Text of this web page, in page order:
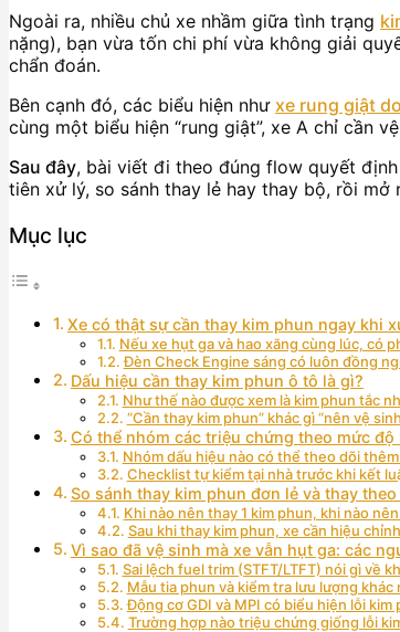
Ngoài ra, nhiều chủ xe nhầm giữa tình trạng
nặng), bạn vừa tốn chi phí vừa không giải
chẩn đoán.
Bên cạnh đó, các biểu hiện như xe rung giật
cùng một biểu hiện “rung giật”, xe A chỉ cần
Sau đây, bài viết đi theo đúng flow quyết
tiên xử lý, so sánh thay lẻ hay thay bộ, rồi mở
Mục lục
Xe có thật sự cần thay kim phun ngay khi
Nếu xe hụt ga và hao xăng cùng lúc, có
Đèn Check Engine sáng có luôn đồng
Dấu hiệu cần thay kim phun ô tô là gì?
Như thế nào được xem là kim phun tắc
“Cần thay kim phun” khác gì “nên vệ
Có thể nhóm các triệu chứng theo mức
Nhóm dấu hiệu nào có thể theo dõi
Checklist tự kiểm tại nhà trước khi kết
So sánh thay kim phun đơn lẻ và thay
Khi nào nên thay 1 kim phun, khi nào
Sau khi thay kim phun, xe cần hiệu
Vì sao đã vệ sinh mà xe vẫn hụt ga: các
Sai lệch fuel trim (STFT/LTFT) nói gì về
Mẫu tia phun và kiểm tra lưu lượng
Động cơ GDI và MPI có biểu hiện lỗi kim
Trường hợp nào triệu chứng giống lỗi